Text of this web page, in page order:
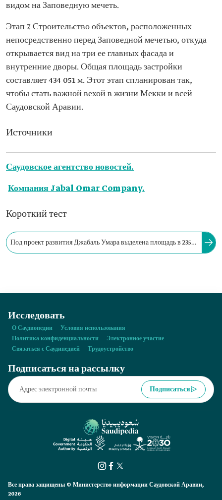
видом на Заповедную мечеть.
Этап 7. Строительство объектов, расположенных
непосредственно перед Заповедной мечетью, откуда
открывается вид на три ее главных фасада и
внутренние дворы. Общая площадь застройки
составляет 434 051 м. Этот этап спланирован так,
чтобы стать важной вехой в жизни Мекки и всей
Саудовской Аравии.
Источники
Саудовское агентство новостей.
Компания Jabal Omar Company.
Короткий тест
Под проект развития Джабаль Умара выделена площадь в 235
Исследовать
О Саудиопедии
Условия использования
Политика конфиденциальности
Электронное участие
Связаться с Саудипедией
Трудоустройство
Подписаться на рассылку
Подписаться
Все права защищены © Министерство информации Саудовской Аравии,
2026